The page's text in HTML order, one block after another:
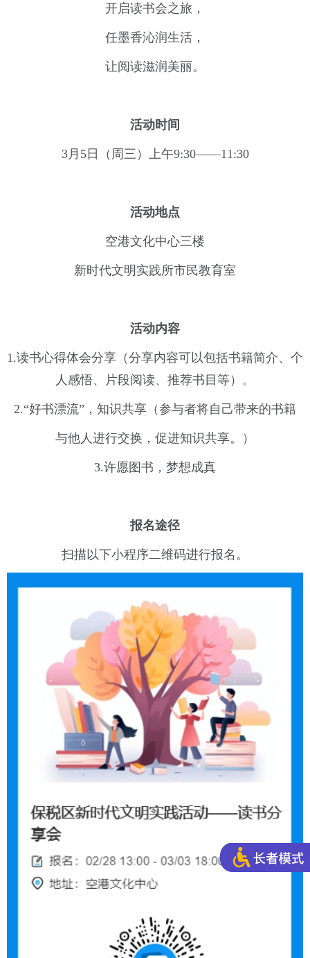
开启读书会之旅，
任墨香沁润生活，
让阅读滋润美丽。
活动时间
3月5日（周三）上午9:30——11:30
活动地点
空港文化中心三楼
新时代文明实践所市民教育室
活动内容
1.读书心得体会分享（分享内容可以包括书籍简介、个
人感悟、片段阅读、推荐书目等）。
2.“好书漂流”，知识共享（参与者将自己带来的书籍
与他人进行交换，促进知识共享。）
3.许愿图书，梦想成真
报名途径
扫描以下小程序二维码进行报名。